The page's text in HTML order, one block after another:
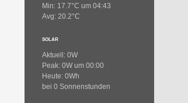
Min: 17.7°C um 04:43
Avg: 20.2°C
SOLAR
Aktuell: 0W
Peak: 0W um 00:00
Heute: 0Wh
bei 0 Sonnenstunden